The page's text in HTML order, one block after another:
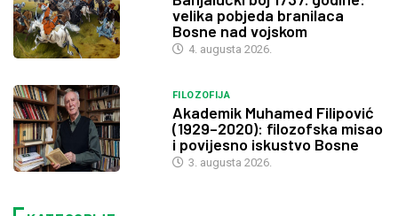
velika pobjeda branilaca
Bosne nad vojskom
4. augusta 2026.
FILOZOFIJA
Akademik Muhamed Filipović
(1929–2020): filozofska misao
i povijesno iskustvo Bosne
3. augusta 2026.